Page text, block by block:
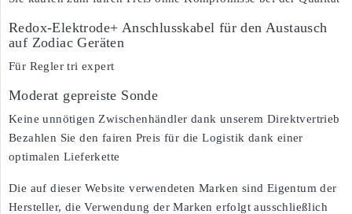
Redox-Elektrode+ Anschlusskabel für den Austausch
auf Zodiac Geräten
Für Regler tri expert
Moderat gepreiste Sonde
Keine unnötigen Zwischenhändler dank unserem Direktvertrieb
Bezahlen Sie den fairen Preis für die Logistik dank einer
optimalen Lieferkette
Die auf dieser Website verwendeten Marken sind Eigentum der
Hersteller, die Verwendung der Marken erfolgt ausschließlich